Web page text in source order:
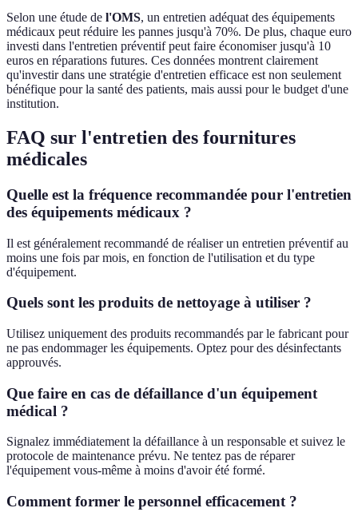
Selon une étude de l'OMS, un entretien adéquat des équipements
médicaux peut réduire les pannes jusqu'à 70%. De plus, chaque euro
investi dans l'entretien préventif peut faire économiser jusqu'à 10
euros en réparations futures. Ces données montrent clairement
qu'investir dans une stratégie d'entretien efficace est non seulement
bénéfique pour la santé des patients, mais aussi pour le budget d'une
institution.
FAQ sur l'entretien des fournitures
médicales
Quelle est la fréquence recommandée pour l'entretien
des équipements médicaux ?
Il est généralement recommandé de réaliser un entretien préventif au
moins une fois par mois, en fonction de l'utilisation et du type
d'équipement.
Quels sont les produits de nettoyage à utiliser ?
Utilisez uniquement des produits recommandés par le fabricant pour
ne pas endommager les équipements. Optez pour des désinfectants
approuvés.
Que faire en cas de défaillance d'un équipement
médical ?
Signalez immédiatement la défaillance à un responsable et suivez le
protocole de maintenance prévu. Ne tentez pas de réparer
l'équipement vous-même à moins d'avoir été formé.
Comment former le personnel efficacement ?